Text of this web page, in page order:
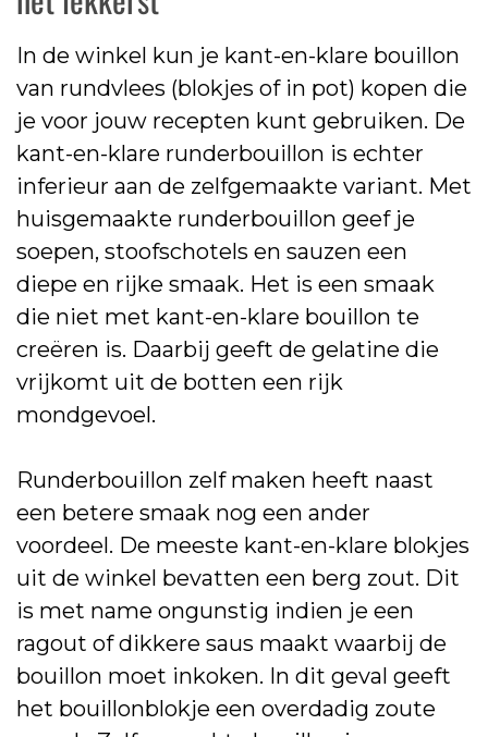
In de winkel kun je kant-en-klare bouillon
van rundvlees (blokjes of in pot) kopen die
je voor jouw recepten kunt gebruiken. De
kant-en-klare runderbouillon is echter
inferieur aan de zelfgemaakte variant. Met
huisgemaakte runderbouillon geef je
soepen, stoofschotels en sauzen een
diepe en rijke smaak. Het is een smaak
die niet met kant-en-klare bouillon te
creëren is. Daarbij geeft de gelatine die
vrijkomt uit de botten een rijk
mondgevoel.
Runderbouillon zelf maken heeft naast
een betere smaak nog een ander
voordeel. De meeste kant-en-klare blokjes
uit de winkel bevatten een berg zout. Dit
is met name ongunstig indien je een
ragout of dikkere saus maakt waarbij de
bouillon moet inkoken. In dit geval geeft
het bouillonblokje een overdadig zoute